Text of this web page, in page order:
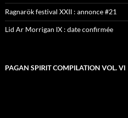
Ragnarök festival XXII : annonce #21
Lid Ar Morrigan IX : date confirmée
PAGAN SPIRIT COMPILATION VOL. VI